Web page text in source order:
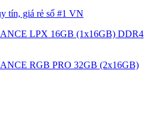
tín, giá rẻ số #1 VN
LPX 16GB (1x16GB) DDR4
RGB PRO 32GB (2x16GB)